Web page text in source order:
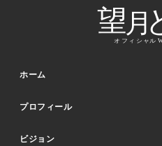
ホーム
プロフィール
ビジョン